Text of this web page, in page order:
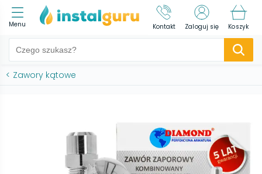
Menu Kontakt Zaloguj się Koszyk
< Zawory kątowe